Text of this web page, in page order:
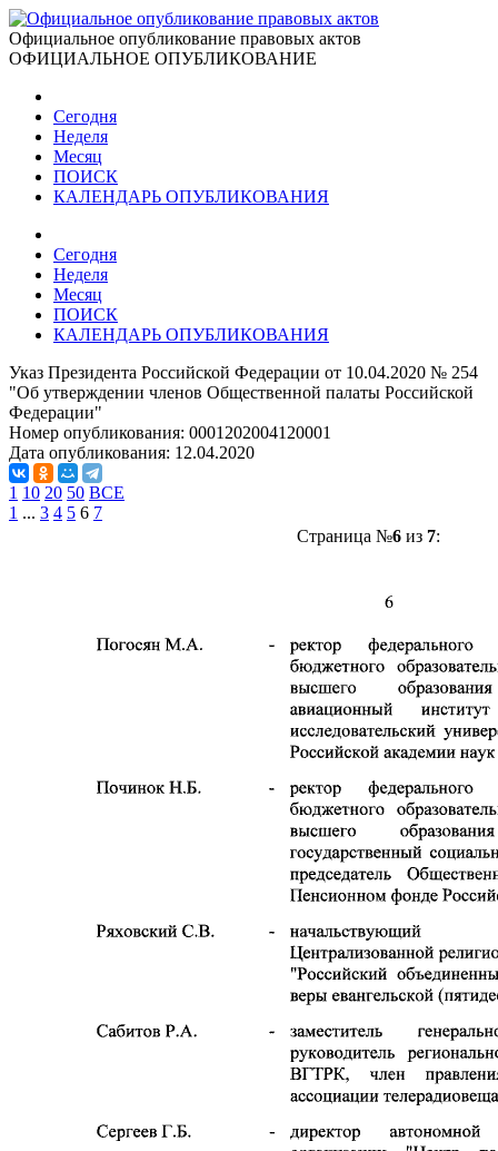
Официальное опубликование правовых актов
ОФИЦИАЛЬНОЕ ОПУБЛИКОВАНИЕ
Сегодня
Неделя
Месяц
ПОИСК
КАЛЕНДАРЬ ОПУБЛИКОВАНИЯ
Сегодня
Неделя
Месяц
ПОИСК
КАЛЕНДАРЬ ОПУБЛИКОВАНИЯ
Указ Президента Российской Федерации от 10.04.2020 № 254
"Об утверждении членов Общественной палаты Российской
Федерации"
Номер опубликования: 0001202004120001
Дата опубликования: 12.04.2020
1 10 20 50 ВСЕ
1 ... 3 4 5 6 7
Страница №6из 7: